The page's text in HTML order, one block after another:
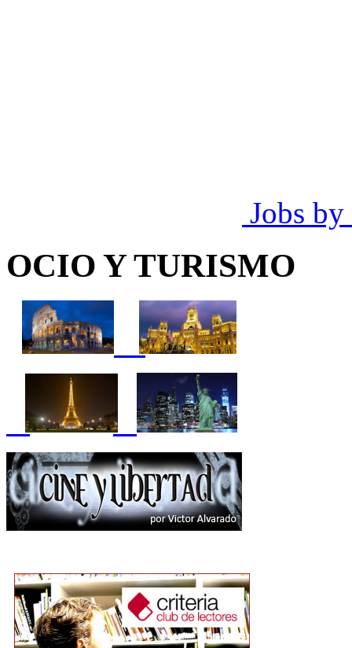
Jobs by
OCIO Y TURISMO